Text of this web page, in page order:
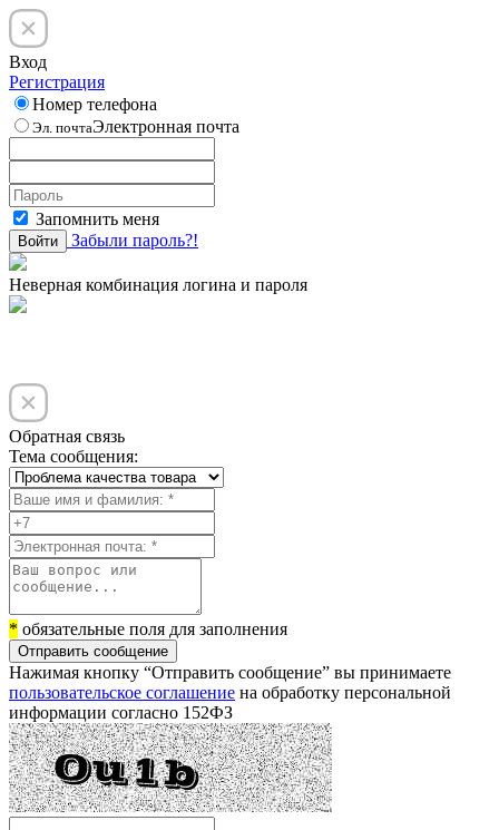
Вход
Регистрация
Номер телефона
Эл. почтаЭлектронная почта
Запомнить меня
Войти Забыли пароль?!
Неверная комбинация логина и пароля
Обратная связь
Тема сообщения:
* обязательные поля для заполнения
Отправить сообщение
Нажимая кнопку “Отправить сообщение” вы принимаете
пользовательское соглашение на обработку персональной
информации согласно 152ФЗ